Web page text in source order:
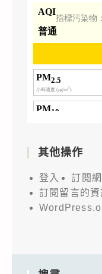
其他操作
登入
訂閱
訂閱留言的